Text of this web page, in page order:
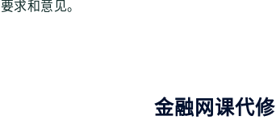
要求和意见。
金融网课代修